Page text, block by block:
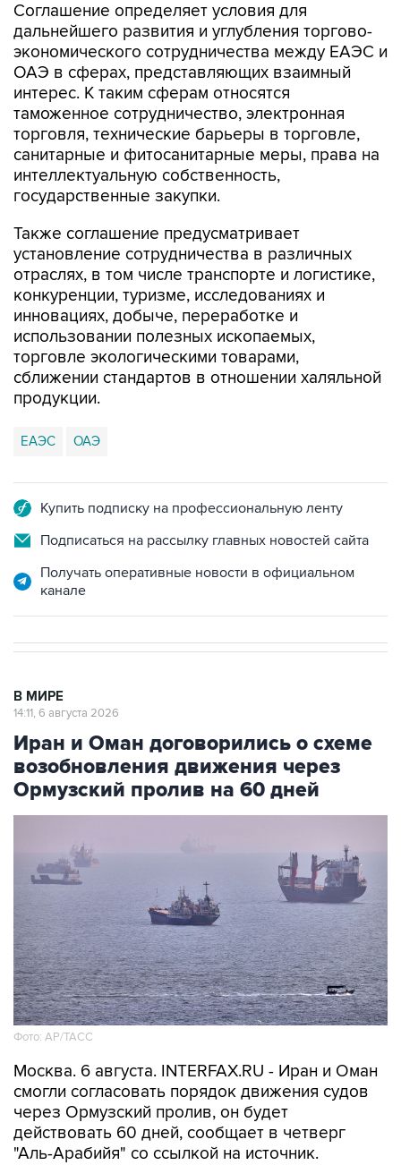
Соглашение определяет условия для
дальнейшего развития и углубления торгово-
экономического сотрудничества между ЕАЭС и
ОАЭ в сферах, представляющих взаимный
интерес. К таким сферам относятся
таможенное сотрудничество, электронная
торговля, технические барьеры в торговле,
санитарные и фитосанитарные меры, права на
интеллектуальную собственность,
государственные закупки.
Также соглашение предусматривает
установление сотрудничества в различных
отраслях, в том числе транспорте и логистике,
конкуренции, туризме, исследованиях и
инновациях, добыче, переработке и
использовании полезных ископаемых,
торговле экологическими товарами,
сближении стандартов в отношении халяльной
продукции.
ЕАЭС ОАЭ
Купить подписку на профессиональную ленту
Подписаться на рассылку главных новостей сайта
Получать оперативные новости в официальном
канале
В МИРЕ
14:11, 6 августа 2026
Иран и Оман договорились о схеме
возобновления движения через
Ормузский пролив на 60 дней
Фото: AP/ТАСС
Москва. 6 августа. INTERFAX.RU - Иран и Оман
смогли согласовать порядок движения судов
через Ормузский пролив, он будет
действовать 60 дней, сообщает в четверг
"Аль-Арабийя" со ссылкой на источник.